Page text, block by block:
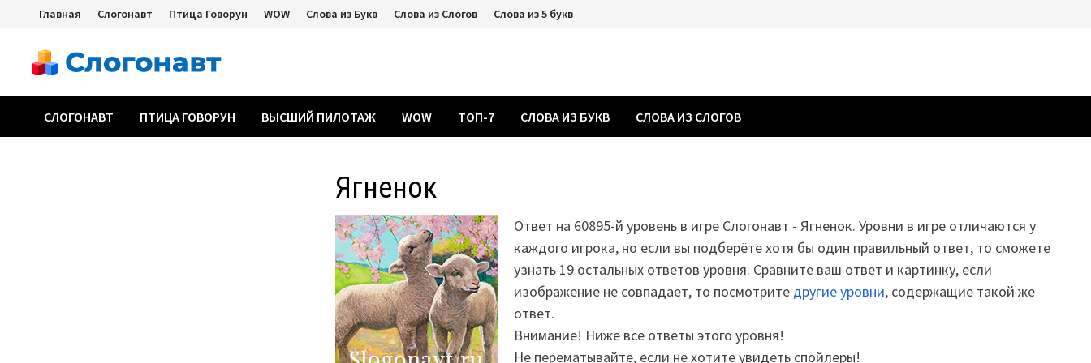
Перейти
содержимому
Главная Слогонавт Птица Говорун WOW Слова из Букв Слова из Слогов Слова из 5 букв
СЛОГОНАВТ ПТИЦА ГОВОРУН ВЫСШИЙ ПИЛОТАЖ WOW ТОП-7 СЛОВА ИЗ БУКВ СЛОВА ИЗ СЛОГОВ
Ягненок
Ответ на 60895-й уровень в игре Слогонавт - Ягненок. Уровни в игре отличаются у
каждого игрока, но если вы подберёте хотя бы один правильный ответ, то сможете
узнать 19 остальных ответов уровня. Сравните ваш ответ и картинку, если
изображение не совпадает, то посмотрите другие уровни, содержащие такой же
ответ.
Внимание! Ниже все ответы этого уровня!
Не перематывайте, если не хотите увидеть спойлеры!